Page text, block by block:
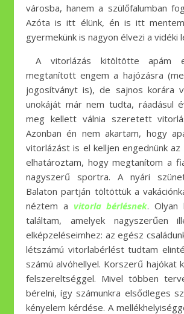
városba, hanem a szülőfalumban
Azóta is itt élünk, én is itt
gyermekünk is nagyon élvezi a vidéki
A vitorlázás kitöltötte apám
megtanított engem a hajózásra
jogosítványt is), de sajnos korára
unokáját már nem tudta, ráadásul
meg kellett válnia szeretett
Azonban én nem akartam, hogy
vitorlázást is el kelljen engednünk
elhatároztam, hogy megtanítom a
nagyszerű sportra. A nyári
Balaton partján töltöttük a
néztem a vitorla bérlésnek. Olyan
találtam, amelyek nagyszerűen
elképzeléseimhez: az egész
létszámú vitorlabérlést tudtam
számú alvóhellyel. Korszerű hajókat
felszereltséggel. Mivel többen
bérelni, így számunkra elsődleges
kényelem kérdése. A